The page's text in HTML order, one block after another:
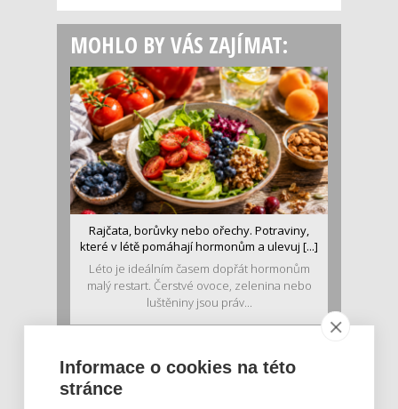
MOHLO BY VÁS ZAJÍMAT:
Rajčata, borůvky nebo ořechy. Potraviny,
které v létě pomáhají hormonům a ulevuj [...]
Léto je ideálním časem dopřát hormonům
malý restart. Čerstvé ovoce, zelenina nebo
luštěniny jsou práv...
Informace o cookies na této
stránce